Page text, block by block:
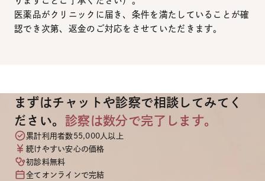
医薬品がクリニックに届き、条件を満たしていることが確
認でき次第、返金のご対応をさせていただきます。
まずはチャットや診察で相談してみてく
ださい。 診察は数分で完了します。
累計利用者数55,000人以上
続けやすい安心の価格
初診料無料
全てオンラインで完結